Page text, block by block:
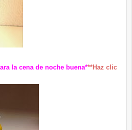
la cena de noche buena***Haz clic